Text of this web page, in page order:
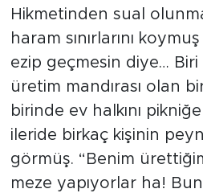
Hikmetinden sual
haram sınırlarını
ezip geçmesin diye… Biri
üretim mandırası olan
birinde ev halkını
ileride birkaç kişinin
görmüş. “Benim